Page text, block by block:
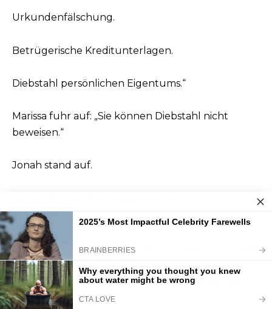
Urkundenfälschung.
Betrügerische Kreditunterlagen.
Diebstahl persönlichen Eigentums.“
Marissa fuhr auf: „Sie können Diebstahl nicht
beweisen.“
Jonah stand auf.
„Ich habe gesehen, wie du das Armband, die
Rubinbrosche und Grandpas Uhr genommen hast.
Ich habe aufgenommen, wie du vor Tante Lisa
damit geprahlt hast.“